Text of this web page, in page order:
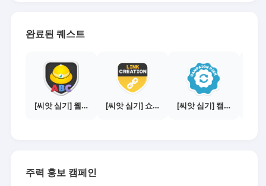
완료된 퀘스트
[씨앗 심기] 웹툰보기 - 주의사항 편 [씨앗 심기] 쇼핑몰 링크 발급하기 - 제휴몰 10곳 [씨앗 심기] 캠페인 전환하기
주력 홍보 캠페인